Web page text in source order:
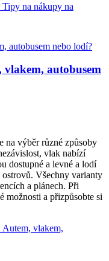
na nákupy na
autobusem
na výběr různé způsoby
vlak nabízí
dostupné a levné a lodí
ostrovů. Všechny varianty
a plánech. Při
možnosti a přizpůsobte si
Autem, vlakem,